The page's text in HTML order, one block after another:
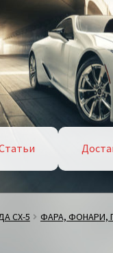
СХ-5 ФАРА, ФОНАРИ,